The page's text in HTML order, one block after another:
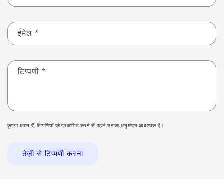
ईमेल *
टिप्पणी *
कृपया ध्यान दें, टिप्पणियों को प्रकाशित करने से पहले उनका अनुमोदन आवश्यक है।